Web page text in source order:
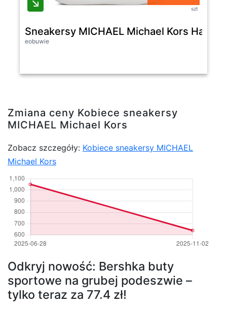
szt
Sneakersy MICHAEL Michael Kors Hayes
eobuwie
Zmiana ceny Kobiece sneakersy
MICHAEL Michael Kors
Zobacz szczegóły: Kobiece sneakersy MICHAEL
Michael Kors
Odkryj nowość: Bershka buty
sportowe na grubej podeszwie –
tylko teraz za 77.4 zł!